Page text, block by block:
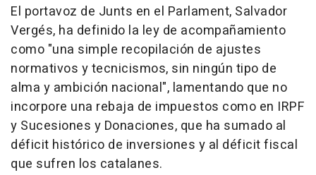
El portavoz de Junts en el Parlament, Salvador
Vergés, ha definido la ley de acompañamiento
como "una simple recopilación de ajustes
normativos y tecnicismos, sin ningún tipo de
alma y ambición nacional", lamentando que no
incorpore una rebaja de impuestos como en IRPF
y Sucesiones y Donaciones, que ha sumado al
déficit histórico de inversiones y al déficit fiscal
que sufren los catalanes.